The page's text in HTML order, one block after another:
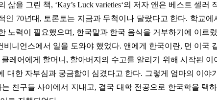
삶을 그린 책, ‘Kay’s Luck varieties‘의 저자 앤은 베스트 셀러
인 70년대 , 토론토는 지금과 무척이나 달랐다고 한다. 학교에
노력이 필요했으며 , 한국말과 한국 음식을 거부하기에 이르
비니언스에서 일을 도와야 했었다. 앤에게 한국이란, 먼 이국
레어에게 할머니 , 할아버지의 수고를 알리기 위해 시작된 이
대한 자부심과 궁금함이 심겼다고 한다. 그렇게 엄마의 이야
친구들 사이에서 지내고, 결국 대학 전공으로 한국학을 택